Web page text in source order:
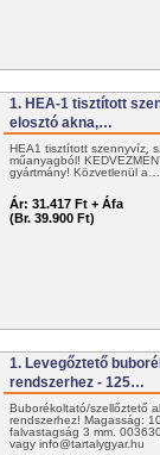
1. HEA-1 tisztított
elosztó akna,…
HEA1 tisztított szennyvíz,
műanyagból!
gyártmány! Közvetlenül a…
Ár: 31.417 Ft + Áfa
(Br. 39.900 Ft)
1. Levegőztető
rendszerhez - 125…
Buborékoltató/szellőztető
rendszerhez! Magasság:
falvastagság 3 mm.
vagy info@tartalygyar.hu